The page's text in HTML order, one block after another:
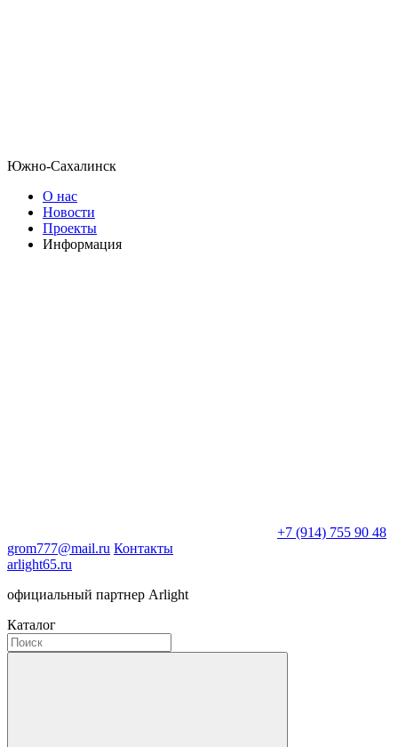
Южно-Сахалинск
О нас
Новости
Проекты
Информация
+7 (914) 755 90 48
grom777@mail.ru Контакты
arlight65.ru
официальный партнер Arlight
Каталог